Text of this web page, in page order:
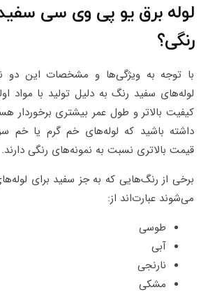
لوله برق یو پی وی سی
رنگی؟
با توجه به ویژگی‌ها و مشخصات این دو
لوله‌های سفید رنگ به دلیل تولید با مواد
کیفیت بالاتر و طول عمر بیشتری برخوردار
داشته باشید که لوله‌های خم گرم یا خم
قیمت بالاتری نسبت به نمونه‌های رنگی دارند.
می‌شوند عبارت‌اند از:
طوسی
آبی
نارنجی
مشکی